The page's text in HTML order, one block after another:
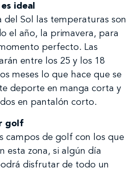
ideal
del Sol las temperaturas son
el año, la primavera, para
perfecto. Las
entre los 25 y los 18
meses lo que hace que se
deporte en manga corta y
en pantalón corto.
golf
campos de golf con los que
esta zona, si algún día
disfrutar de todo un